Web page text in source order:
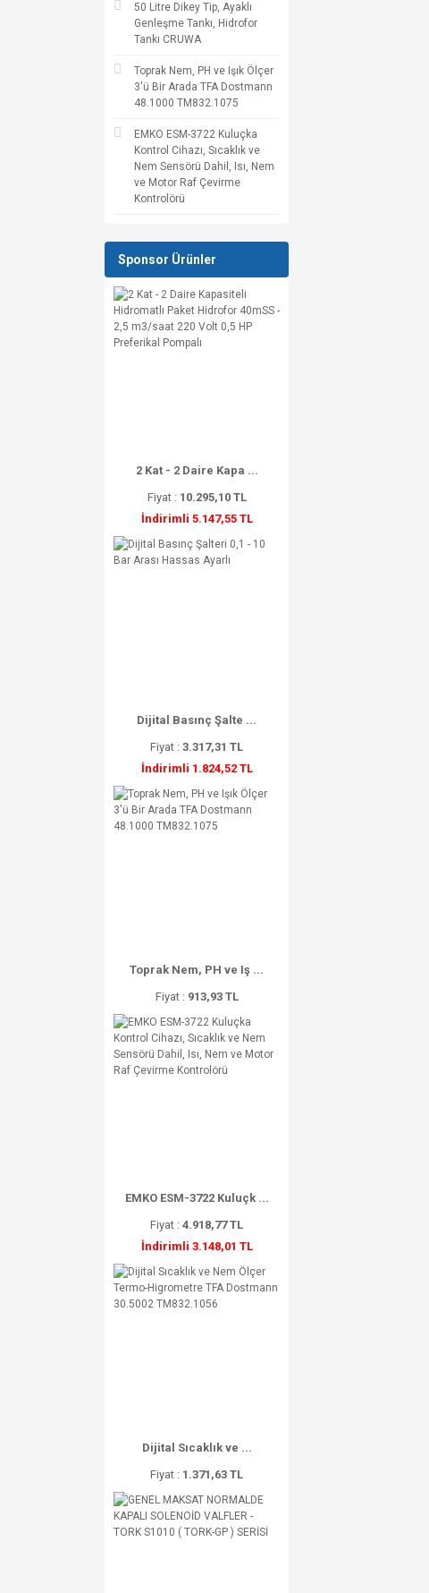
50 Litre Dikey Tip, Ayaklı
Genleşme Tankı, Hidrofor
Tankı CRUWA
Toprak Nem, PH ve Işık Ölçer
3'ü Bir Arada TFA Dostmann
48.1000 TM832.1075
EMKO ESM-3722 Kuluçka
Kontrol Cihazı, Sıcaklık ve
Nem Sensörü Dahil, Isı, Nem
ve Motor Raf Çevirme
Kontrolörü
Sponsor Ürünler
2 Kat - 2 Daire Kapa ...
Fiyat : 10.295,10 TL
İndirimli 5.147,55 TL
Dijital Basınç Şalte ...
Fiyat : 3.317,31 TL
İndirimli 1.824,52 TL
Toprak Nem, PH ve Iş ...
Fiyat : 913,93 TL
EMKO ESM-3722 Kuluçk ...
Fiyat : 4.918,77 TL
İndirimli 3.148,01 TL
Dijital Sıcaklık ve ...
Fiyat : 1.371,63 TL